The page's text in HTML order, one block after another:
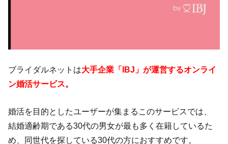
ブライダルネットは大手企業「IBJ」が運営するオンライ
ン婚活サービス。
婚活を目的としたユーザーが集まるこのサービスでは、
結婚適齢期である30代の男女が最も多く在籍しているた
め、同世代を探している30代の方におすすめです。